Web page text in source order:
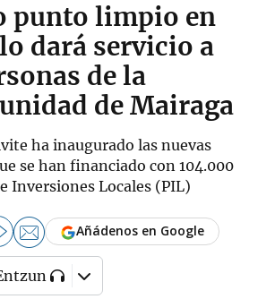
punto limpio en
dará servicio a
de la
de Mairaga
ha inaugurado las nuevas
se han financiado con 104.000
Inversiones Locales (PIL)
Añádenos en Google